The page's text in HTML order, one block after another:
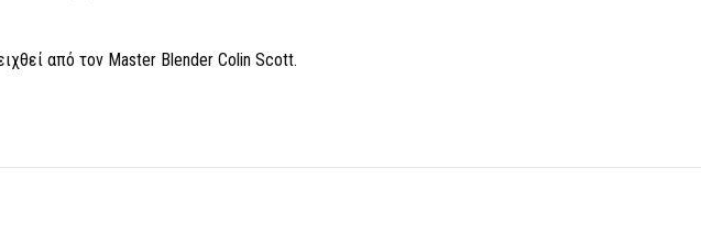
από τον Master Blender Colin Scott.